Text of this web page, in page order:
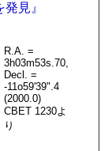
見』
R.A. =
3h03m53s.70,
Decl. =
-11o59'39".4
(2000.0)
CBET 1230よ
り